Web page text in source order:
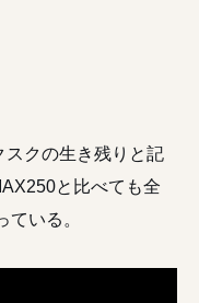
クの生き残りと記
と比べても全
いる。